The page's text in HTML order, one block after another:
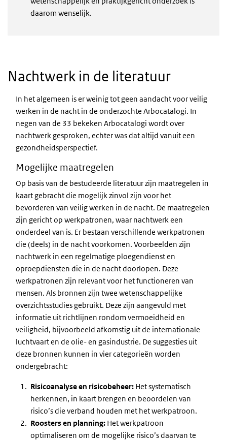
daarom wenselijk.
Nachtwerk in de literatuur
In het algemeen is er weinig tot geen aandacht voor veilig
werken in de nacht in de onderzochte Arbocatalogi. In
negen van de 33 bekeken Arbocatalogi wordt over
nachtwerk gesproken, echter was dat altijd vanuit een
gezondheidsperspectief.
Mogelijke maatregelen
Op basis van de bestudeerde literatuur zijn maatregelen in
kaart gebracht die mogelijk zinvol zijn voor het
bevorderen van veilig werken in de nacht. De maatregelen
zijn gericht op werkpatronen, waar nachtwerk een
onderdeel van is. Er bestaan verschillende werkpatronen
die (deels) in de nacht voorkomen. Voorbeelden zijn
nachtwerk in een regelmatige ploegendienst en
oproepdiensten die in de nacht doorlopen. Deze
werkpatronen zijn relevant voor het functioneren van
mensen. Als bronnen zijn twee wetenschappelijke
overzichtsstudies gebruikt. Deze zijn aangevuld met
informatie uit richtlijnen rondom vermoeidheid en
veiligheid, bijvoorbeeld afkomstig uit de internationale
luchtvaart en de olie- en gasindustrie. De suggesties uit
deze bronnen kunnen in vier categorieën worden
ondergebracht:
Risicoanalyse en risicobeheer: Het systematisch
herkennen, in kaart brengen en beoordelen van
risico’s die verband houden met het werkpatroon.
Roosters en planning: Het werkpatroon
optimaliseren om de mogelijke risico’s daarvan te